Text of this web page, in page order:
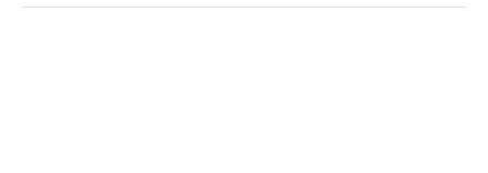
今年のプロテストで合格したアン・シネ（韓国）は